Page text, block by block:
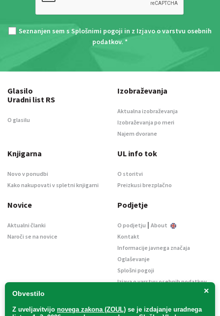
Seznanjen sem s Splošnimi pogoji in z Izjavo o varstvu osebnih
podatkov. *
×
Obvestilo
Z uveljavitvijo novega zakona (ZOUL) se je izdajanje uradnega
Glasilo
Uradni list RS
O glasilu
Izobraževanja
Aktualna izobraževanja
Izobraževanja po meri
Najem dvorane
Knjigarna
Novo v ponudbi
Kako nakupovati v spletni knjigarni
UL info tok
O storitvi
Preizkusi brezplačno
Novice
Aktualni članki
Naroči se na novice
Podjetje
O podjetju | About
Kontakt
Informacije javnega značaja
Oglaševanje
Splošni pogoji
Izjava o varstvu osebnih podatkov